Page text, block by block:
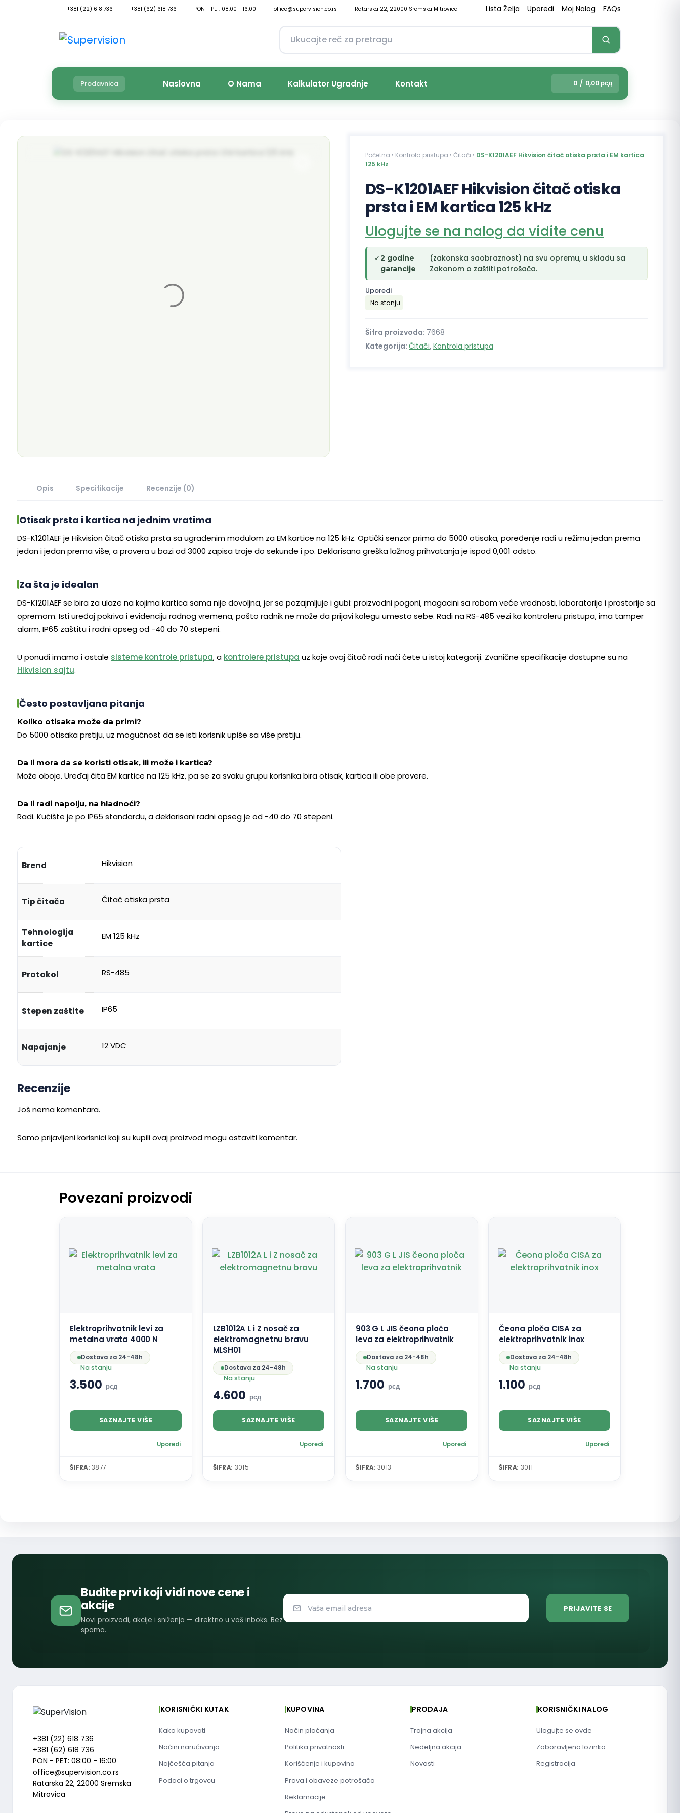
+381 (22) 618 736 +381 (62) 618 736 PON - PET: 08:00 - 16:00 office@supervision.co.rs Ratarska 22, 22000 Sremska Mitrovica Lista Želja Uporedi Moj Nalog FAQs
Prodavnica Naslovna O Nama Kalkulator Ugradnje Kontakt 0 / 0,00 рсд
Početna › Kontrola pristupa › Čitači › DS-K1201AEF Hikvision čitač otiska prsta i EM kartica
125 kHz
DS-K1201AEF Hikvision čitač otiska
prsta i EM kartica 125 kHz
Ulogujte se na nalog da vidite cenu
✓2 godine
garancije
(zakonska saobraznost) na svu opremu, u skladu sa
Zakonom o zaštiti potrošača.
Uporedi
Na stanju
Šifra proizvoda: 7668
Kategorija: Čitači, Kontrola pristupa
Opis Specifikacije Recenzije (0)
Otisak prsta i kartica na jednim vratima
DS-K1201AEF je Hikvision čitač otiska prsta sa ugrađenim modulom za EM kartice na 125 kHz. Optički senzor prima do 5000 otisaka, poređenje radi u režimu jedan prema
jedan i jedan prema više, a provera u bazi od 3000 zapisa traje do sekunde i po. Deklarisana greška lažnog prihvatanja je ispod 0,001 odsto.
Za šta je idealan
DS-K1201AEF se bira za ulaze na kojima kartica sama nije dovoljna, jer se pozajmljuje i gubi: proizvodni pogoni, magacini sa robom veće vrednosti, laboratorije i prostorije sa
opremom. Isti uređaj pokriva i evidenciju radnog vremena, pošto radnik ne može da prijavi kolegu umesto sebe. Radi na RS-485 vezi ka kontroleru pristupa, ima tamper
alarm, IP65 zaštitu i radni opseg od -40 do 70 stepeni.
U ponudi imamo i ostale sisteme kontrole pristupa, a kontrolere pristupa uz koje ovaj čitač radi naći ćete u istoj kategoriji. Zvanične specifikacije dostupne su na
Hikvision sajtu.
Često postavljana pitanja
Koliko otisaka može da primi?
Do 5000 otisaka prstiju, uz mogućnost da se isti korisnik upiše sa više prstiju.
Da li mora da se koristi otisak, ili može i kartica?
Može oboje. Uređaj čita EM kartice na 125 kHz, pa se za svaku grupu korisnika bira otisak, kartica ili obe provere.
Da li radi napolju, na hladnoći?
Radi. Kućište je po IP65 standardu, a deklarisani radni opseg je od -40 do 70 stepeni.
Brend Hikvision
Tip čitača Čitač otiska prsta
Tehnologija
kartice
EM 125 kHz
Protokol RS-485
Stepen zaštite IP65
Napajanje 12 VDC
Recenzije
Još nema komentara.
Samo prijavljeni korisnici koji su kupili ovaj proizvod mogu ostaviti komentar.
Povezani proizvodi
Elektroprihvatnik levi za
metalna vrata 4000 N
Dostava za 24-48h
Na stanju
3.500 рсд
SAZNAJTE VIŠE
Uporedi
ŠIFRA: 3877
LZB1012A L i Z nosač za
elektromagnetnu bravu
MLSH01
Dostava za 24-48h
Na stanju
4.600 рсд
SAZNAJTE VIŠE
Uporedi
ŠIFRA: 3015
903 G L JIS čeona ploča
leva za elektroprihvatnik
Dostava za 24-48h
Na stanju
1.700 рсд
SAZNAJTE VIŠE
Uporedi
ŠIFRA: 3013
Čeona ploča CISA za
elektroprihvatnik inox
Dostava za 24-48h
Na stanju
1.100 рсд
SAZNAJTE VIŠE
Uporedi
ŠIFRA: 3011
Budite prvi koji vidi nove cene i
akcije
Novi proizvodi, akcije i sniženja — direktno u vaš inboks. Bez
spama.
+381 (22) 618 736
+381 (62) 618 736
PON - PET: 08:00 - 16:00
office@supervision.co.rs
Ratarska 22, 22000 Sremska
Mitrovica
KORISNIČKI KUTAK
Kako kupovati
Načini naručivanja
Najčešća pitanja
Podaci o trgovcu
KUPOVINA
Način plaćanja
Politika privatnosti
Korišćenje i kupovina
Prava i obaveze potrošača
Reklamacije
PRODAJA
Trajna akcija
Nedeljna akcija
Novosti
KORISNIČKI NALOG
Ulogujte se ovde
Zaboravljena lozinka
Registracija